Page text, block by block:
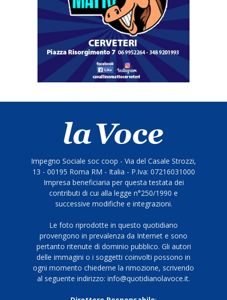
Impegno Sociale soc coop - Via del Casale Strozzi,
13 - 00195 Roma RM - Italia - P.Iva: 07216031000
Impresa beneficiaria per questa testata dei
contributi di cui alla legge n°250/1990 e
successive modifiche e integrazioni.
Le foto riprodotte in questo quotidiano
provengono in prevalenza da Internet e sono
pertanto ritenute di dominio pubblico. Gli autori
delle immagini o i soggetti coinvolti possono in
ogni momento chiederne la rimozione, scrivendo
al seguente indirizzo: info@quotidianolavoce.it.